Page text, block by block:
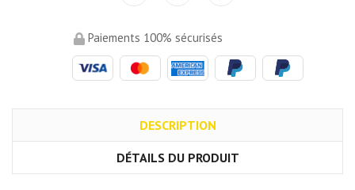
Paiements 100% sécurisés
DESCRIPTION
DÉTAILS DU PRODUIT